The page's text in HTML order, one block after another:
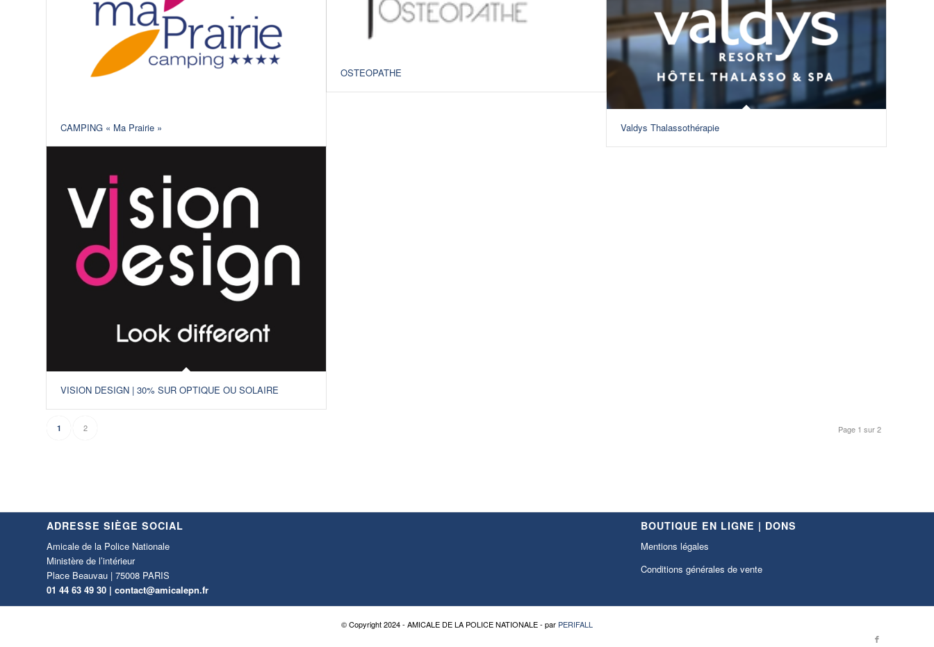
CAMPING « Ma Prairie »
OSTEOPATHE
Valdys Thalassothérapie
VISION DESIGN | 30% SUR OPTIQUE OU SOLAIRE
Page 1 sur 2
1 2
ADRESSE SIÈGE SOCIAL
Amicale de la Police Nationale
Ministère de l’intérieur
Place Beauvau | 75008 PARIS
01 44 63 49 30 | contact@amicalepn.fr
BOUTIQUE EN LIGNE | DONS
Mentions légales
Conditions générales de vente
© Copyright 2024 - AMICALE DE LA POLICE NATIONALE - par PERIFALL